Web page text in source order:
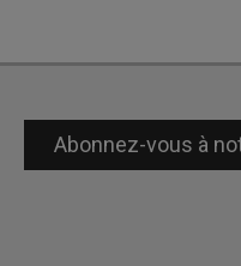
Abonnez-vous à